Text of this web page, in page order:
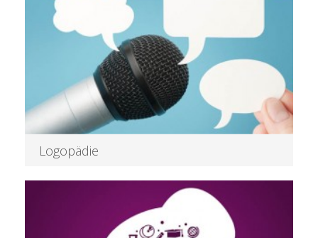
Logopädie
Weitere Informationen